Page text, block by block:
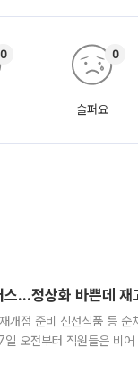
0
슬퍼요
0
…정상화 바쁜데 재
개점 준비 신선식품 등
오전부터 직원들은 비